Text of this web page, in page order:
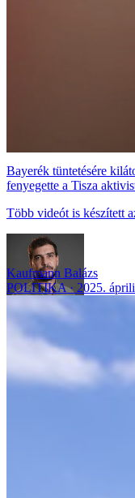
Bayerék tüntetésére
fenyegette a Tisza
Több videót is készített
Kaufmann Balázs
POLITIKA
2025.